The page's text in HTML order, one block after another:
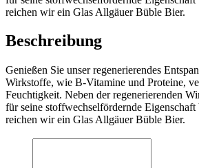
reichen wir ein Glas Allgäuer Büble Bier.
Beschreibung
Genießen Sie unser regenerierendes
Wirkstoffe, wie B-Vitamine und Proteine,
Feuchtigkeit. Neben der regenerierenden
für seine stoffwechselfördernde Eigenschaft
reichen wir ein Glas Allgäuer Büble Bier.